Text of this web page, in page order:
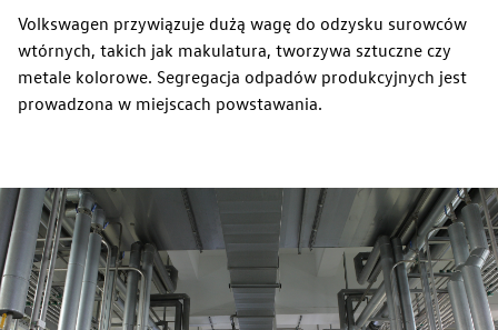
Volkswagen przywiązuje dużą wagę do odzysku surowców
wtórnych, takich jak makulatura, tworzywa sztuczne czy
metale kolorowe. Segregacja odpadów produkcyjnych jest
prowadzona w miejscach powstawania.